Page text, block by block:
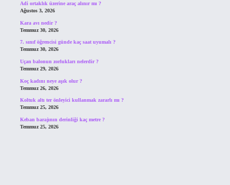
Adi ortaklık üzerine araç alınır mı ?
Ağustos 3, 2026
Kara avı nedir ?
Temmuz 30, 2026
7. sınıf öğrencisi günde kaç saat uyumalı ?
Temmuz 30, 2026
Uçan balonun zorlukları nelerdir ?
Temmuz 29, 2026
Koç kadını neye aşık olur ?
Temmuz 26, 2026
Koltuk altı ter önleyici kullanmak zararlı mı ?
Temmuz 25, 2026
Keban barajının derinliği kaç metre ?
Temmuz 25, 2026